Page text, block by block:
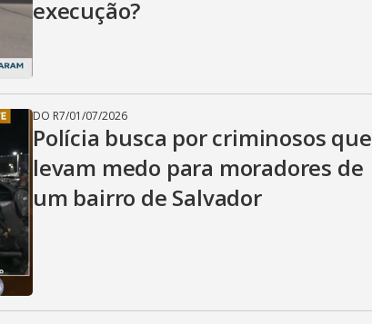
oexecução?
DO R7/01/07/2026
Polícia busca por criminosos que
levam medo para moradores de
um bairro de Salvador